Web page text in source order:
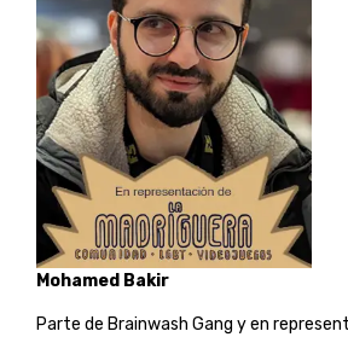
Mohamed Bakir
Parte de Brainwash Gang y en